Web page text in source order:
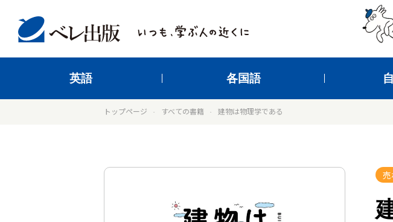
英語 各国語
トップページ すべての書籍 建物は物理学である
売